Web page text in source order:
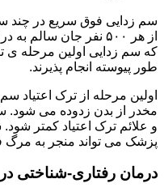
از هر ۵۰۰ نفر جان
که سم زدایی اولین مرحله ی
طور پیوسته انجام پذیرند.
اولین مرحله از ترک اعتیاد
مخدر از بدن زدوده می
و علائم ترک اعتیاد کمتر
پزشک می تواند منجر به مرگ
درمان رفتاری-شناختی